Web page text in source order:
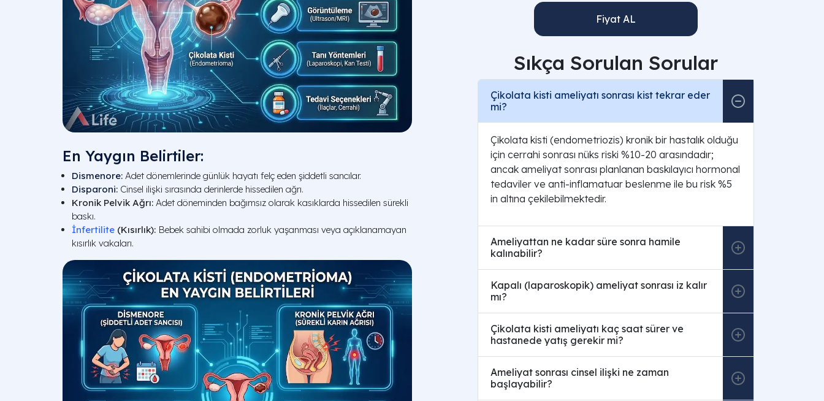
En Yaygın Belirtiler:
Dismenore: Adet dönemlerinde günlük hayatı felç eden şiddetli sancılar.
Disparoni: Cinsel ilişki sırasında derinlerde hissedilen ağrı.
Kronik Pelvik Ağrı: Adet döneminden bağımsız olarak kasıklarda hissedilen sürekli
baskı.
İnfertilite (Kısırlık): Bebek sahibi olmada zorluk yaşanması veya açıklanamayan
kısırlık vakaları.
Fiyat AL
Sıkça Sorulan Sorular
Çikolata kisti ameliyatı sonrası kist tekrar eder
mi?
Çikolata kisti (endometriozis) kronik bir hastalık olduğu
için cerrahi sonrası nüks riski %10-20 arasındadır;
ancak ameliyat sonrası planlanan baskılayıcı hormonal
tedaviler ve anti-inflamatuar beslenme ile bu risk %5
in altına çekilebilmektedir.
Ameliyattan ne kadar süre sonra hamile
kalınabilir?
Kapalı (laparoskopik) ameliyat sonrası iz kalır
mı?
Çikolata kisti ameliyatı kaç saat sürer ve
hastanede yatış gerekir mi?
Ameliyat sonrası cinsel ilişki ne zaman
başlayabilir?